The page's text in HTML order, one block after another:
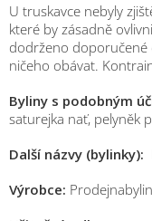
U truskavce nebyly
které by zásadně
dodrženo doporučené
ničeho obávat.
Byliny s podobným
saturejka nať, pelyněk
Další názvy (bylinky):
Výrobce: